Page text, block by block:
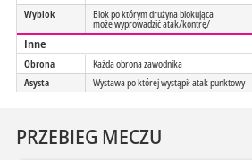
Wyblok
Blok po którym drużyna blokująca
może wyprowadzić atak/kontrę/
Inne
Obrona
Każda obrona zawodnika
Asysta
Wystawa po której wystąpił atak punktowy
PRZEBIEG MECZU